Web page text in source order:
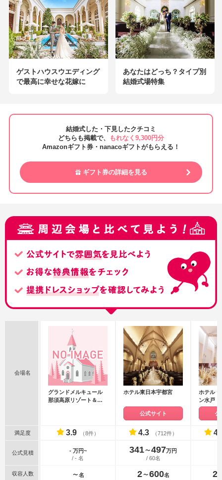
ゲストハウスウエディング
で最高に幸せな花嫁に
あなたはどっち？タイプ別
結婚式場特集
結婚式した・下見したクチコミ
どちらも掲載で、
もれなく9,300円分
Amazonギフト券・nanacoギフトがもらえる！
ギフト券の詳細を見る
会場名
グランドメルキュール
那須高原リゾート＆ス
ホテル東日本宇都宮
公式サイト
ホテル
ン水戸
公
満足度 3.9 （8件） 4.3 （712件）
公式見積
- 万円~
/ - 名
341〜497万円
/ 60名
収容人数 〜 名 2 〜 600名 2